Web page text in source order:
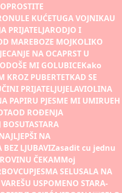
OPROSTITE
KUĆETUGA VOJNIKAU
PRIJATELJARODJO I
MAREBOZE MOJKOLIKO
NA OCAPRST U
ODOŠE MI GOLUBICEKako
KROZ PUBERTETKAD SE
PRIJATELJUJELAVIOLINA
PAPIRU PJESME MI UMIRUEH
OD ROÐENJA
BOSUTASTARA
NA
BEZ LJUBAVIZasadit cu jednu
ČEKAMMoj
PJESMA SELUSALA NA
VAREŠU USPOMENO STARA-